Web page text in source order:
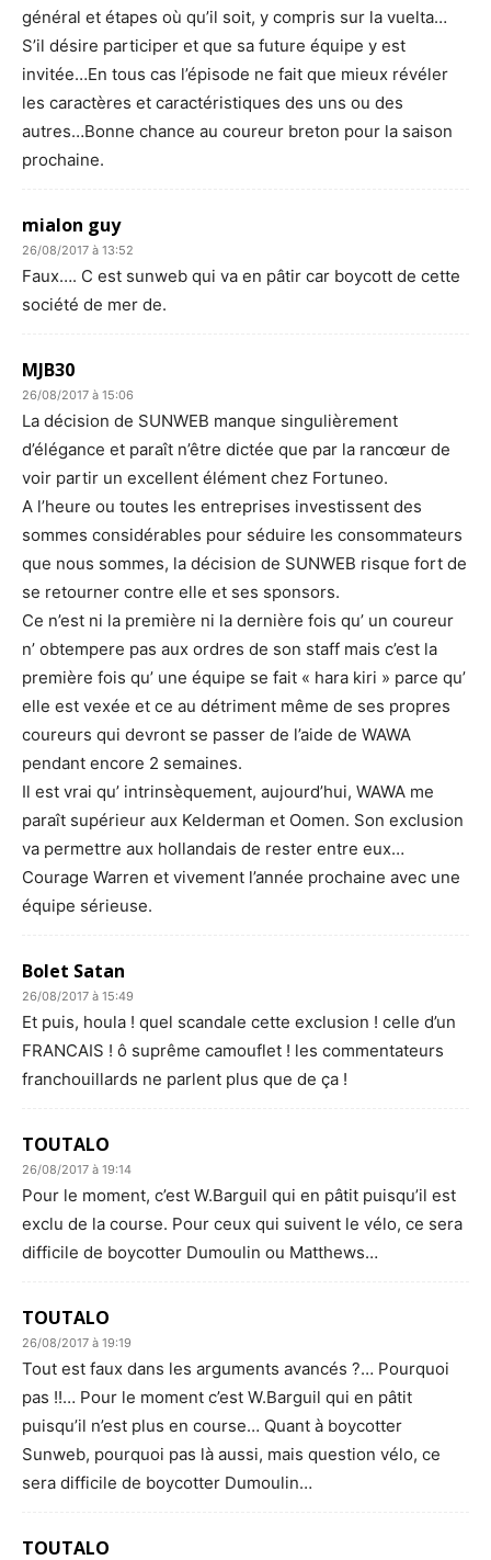
général et étapes où qu’il soit, y compris sur la vuelta…
S’il désire participer et que sa future équipe y est
invitée…En tous cas l’épisode ne fait que mieux révéler
les caractères et caractéristiques des uns ou des
autres…Bonne chance au coureur breton pour la saison
prochaine.
mialon guy
26/08/2017 à 13:52
Faux…. C est sunweb qui va en pâtir car boycott de cette
société de mer de.
MJB30
26/08/2017 à 15:06
La décision de SUNWEB manque singulièrement
d’élégance et paraît n’être dictée que par la rancœur de
voir partir un excellent élément chez Fortuneo.
A l’heure ou toutes les entreprises investissent des
sommes considérables pour séduire les consommateurs
que nous sommes, la décision de SUNWEB risque fort de
se retourner contre elle et ses sponsors.
Ce n’est ni la première ni la dernière fois qu’ un coureur
n’ obtempere pas aux ordres de son staff mais c’est la
première fois qu’ une équipe se fait « hara kiri » parce qu’
elle est vexée et ce au détriment même de ses propres
coureurs qui devront se passer de l’aide de WAWA
pendant encore 2 semaines.
Il est vrai qu’ intrinsèquement, aujourd’hui, WAWA me
paraît supérieur aux Kelderman et Oomen. Son exclusion
va permettre aux hollandais de rester entre eux…
Courage Warren et vivement l’année prochaine avec une
équipe sérieuse.
Bolet Satan
26/08/2017 à 15:49
Et puis, houla ! quel scandale cette exclusion ! celle d’un
FRANCAIS ! ô suprême camouflet ! les commentateurs
franchouillards ne parlent plus que de ça !
TOUTALO
26/08/2017 à 19:14
Pour le moment, c’est W.Barguil qui en pâtit puisqu’il est
exclu de la course. Pour ceux qui suivent le vélo, ce sera
difficile de boycotter Dumoulin ou Matthews…
TOUTALO
26/08/2017 à 19:19
Tout est faux dans les arguments avancés ?… Pourquoi
pas !!… Pour le moment c’est W.Barguil qui en pâtit
puisqu’il n’est plus en course… Quant à boycotter
Sunweb, pourquoi pas là aussi, mais question vélo, ce
sera difficile de boycotter Dumoulin…
TOUTALO